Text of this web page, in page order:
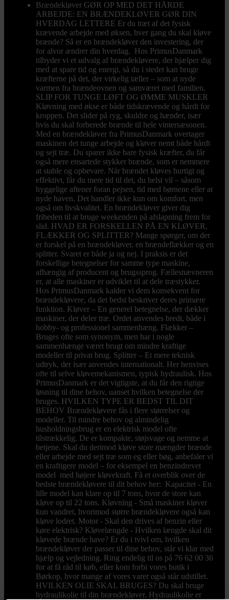
Brændekløver GØR OP MED DET HÅRDE
ARBEJDE: EN BRÆNDEKLØVER GØR DIN
HVERDAG LETTERE Er du træt af det fysisk
krævende arbejde med øksen, hver gang du skal kløve
brænde? Så er en brændekløver den investering, der
for alvor ændrer din hverdag. Hos PrimusDanmark
tilbyder vi et udvalg af brændekløvere, der hjælper dig
med at spare tid og energi, så du i stedet kan bruge
kræfterne på det, der virkelig tæller – som at nyde
varmen fra brændeovnen og samværet med familien.
SLIP FOR TUNGE LØFT OG ØMME MUSKLER
Kløvning med økse er både tidskrævende og hårdt for
kroppen. Det slider på ryg, skuldre og hænder, især
hvis du skal forberede brænde til hele vintersæsonen.
Med en brændekløver fra PrimusDanmark overtager
maskinen det tunge arbejde og kløver nemt både hårdt
og sejt træ. Du sparer ikke bare fysisk kræfter, du får
også mere ensartede stykker brænde, som er nemmere
at stable og opbevare. Når brændet kløves hurtigt og
effektivt, får du mere tid til det, du helst vil – såsom
hyggelige aftener foran pejsen, tid med børnene eller at
nyde haven. Det handler ikke kun om komfort, men
også om livskvalitet. En brændekløver giver dig
friheden til at bruge weekenden på afslapning frem for
slid. HVAD ER FORSKELLEN PÅ EN KLØVER,
FLÆKKER OG SPLITTER? Mange spørger, om der
er forskel på en brændekløver, en brændeflækker og en
splitter. Svaret er både ja og nej. I praksis er det
forskellige betegnelser for samme type maskine,
afhængig af producent og brugssprog. Fællesnævneren
er, at alle maskiner er udviklet til at dele træstykker.
Hos PrimusDanmark kalder vi dem konsekvent for
brændekløvere, da det bedst beskriver deres primære
funktion. Kløver – En generel betegnelse, der dækker
maskiner, der deler træ. Ordet anvendes bredt, både i
hobby- og professionel sammenhæng. Flækker –
Bruges ofte som synonym, men har i nogle
sammenhænge været brugt om mindre kraftige
modeller til privat brug. Splitter – Et mere teknisk
udtryk, der især anvendes internationalt. Her henvises
ofte til selve kløvemekanismen, typisk hydraulisk. Hos
PrimusDanmark er det vigtigste, at du får den rigtige
løsning til dine behov, uanset hvilken betegnelse der
bruges. HVILKEN TYPE ER BEDST TIL DIT
BEHOV Brændekløvere fås i flere størrelser og
modeller. Til mindre behov og almindelig
husholdningsbrug er en elektrisk model ofte
tilstrækkelig. De er kompakte, støjsvage og nemme at
betjene. Skal du derimod kløve store mængder brænde
eller arbejde med sejt træ som eg eller bøg, anbefaler vi
en kraftigere model – for eksempel en benzindrevet
model med højere kløvekraft. Få et overblik over de
bedste brændekløvere til dit behov her: Kapacitet - En
lille model kan klare op til 7 tons, hvor de store kan
kløve op til 22 tons. Kløvning - Små maskiner kløver
kun vandret, hvorimod større brændekløvere også kan
kløve lodret. Motor - Skal den drives af benzin eller
køre elektrisk? Kløvelængde - Hvilken længde skal dit
kløvede brænde have? Er du i tvivl om, hvilken
brændekløver der passer til dine behov, står vi klar med
hjælp og vejledning. Ring endelig til os på 76 62 00 36
for at få råd til køb, eller kom forbi vores butik i
Børkop, hvor mange af vores varer også står udstillet.
HVILKEN OLIE SKAL BRUGES? Du skal bruge
hydraulikolie til din brændekløver. Hydraulikolie er